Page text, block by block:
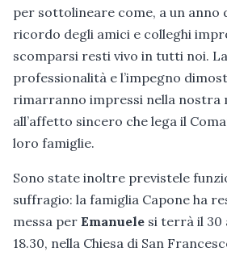
per sottolineare come, a un anno
ricordo degli amici e colleghi
scomparsi resti vivo in tutti noi.
professionalità e l’impegno
rimarranno impressi nella nostra
all’affetto sincero che lega il
loro famiglie.
Sono state inoltre previstele
suffragio: la famiglia Capone ha
messa per Emanuele si terrà il 30
18.30, nella Chiesa di San